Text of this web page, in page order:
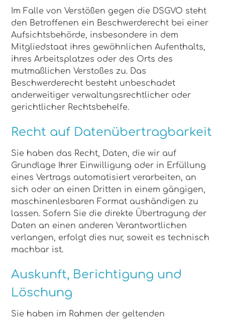
Im Falle von Verstößen gegen die DSGVO steht
den Betroffenen ein Beschwerderecht bei einer
Aufsichtsbehörde, insbesondere in dem
Mitgliedstaat ihres gewöhnlichen Aufenthalts,
ihres Arbeitsplatzes oder des Orts des
mutmaßlichen Verstoßes zu. Das
Beschwerderecht besteht unbeschadet
anderweitiger verwaltungsrechtlicher oder
gerichtlicher Rechtsbehelfe.
Recht auf Daten­übertrag­barkeit
Sie haben das Recht, Daten, die wir auf
Grundlage Ihrer Einwilligung oder in Erfüllung
eines Vertrags automatisiert verarbeiten, an
sich oder an einen Dritten in einem gängigen,
maschinenlesbaren Format aushändigen zu
lassen. Sofern Sie die direkte Übertragung der
Daten an einen anderen Verantwortlichen
verlangen, erfolgt dies nur, soweit es technisch
machbar ist.
Auskunft, Berichtigung und
Löschung
Sie haben im Rahmen der geltenden